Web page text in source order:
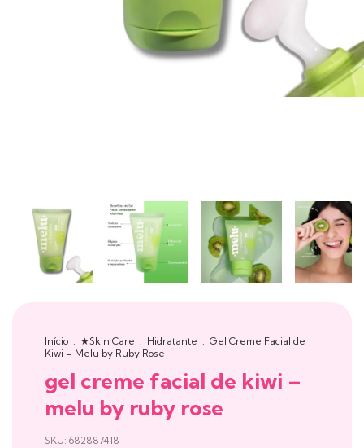
Início . ★Skin Care . Hidratante . Gel Creme Facial de
Kiwi – Melu by Ruby Rose
gel creme facial de kiwi –
melu by ruby rose
SKU: 682887418